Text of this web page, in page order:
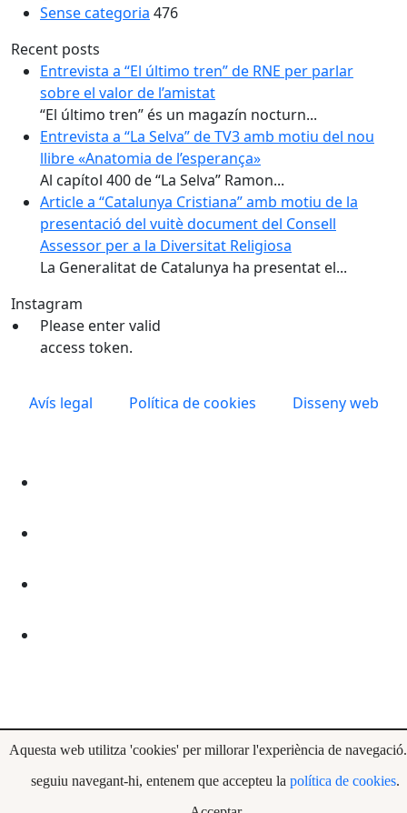
Sense categoria 476
Recent posts
Entrevista a “El último tren” de RNE per parlar
sobre el valor de l’amistat
“El último tren” és un magazín nocturn...
Entrevista a “La Selva” de TV3 amb motiu del nou
llibre «Anatomia de l’esperança»
Al capítol 400 de “La Selva” Ramon...
Article a “Catalunya Cristiana” amb motiu de la
presentació del vuitè document del Consell
Assessor per a la Diversitat Religiosa
La Generalitat de Catalunya ha presentat el...
Instagram
Please enter valid
access token.
Avís legal Política de cookies Disseny web
Aquesta web utilitza 'cookies' per millorar l'experiència de
seguiu navegant-hi, entenem que accepteu la política de cookies.